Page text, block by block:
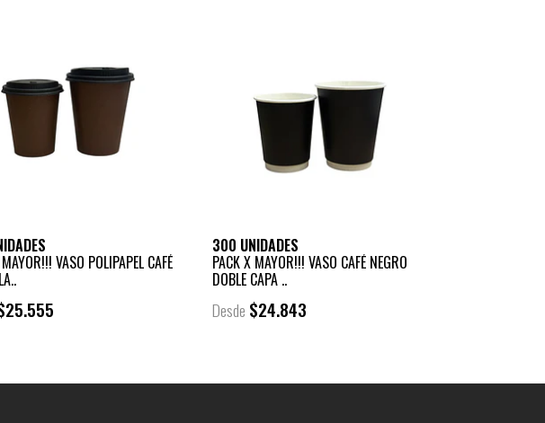
VASO POLIPAPEL CAFÉ
300 UNIDADES
PACK X MAYOR!!! VASO CAFÉ NEGRO
DOBLE CAPA ..
Desde $24.843